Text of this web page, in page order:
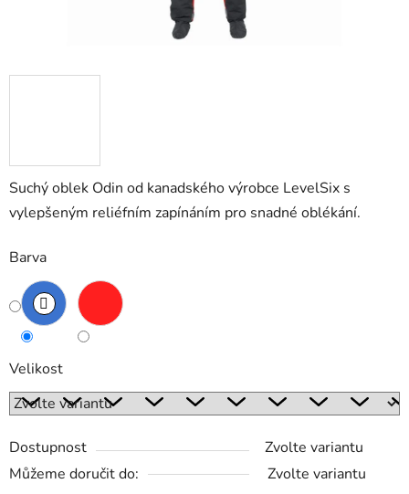
Suchý oblek Odin od kanadského výrobce LevelSix s
vylepšeným reliéfním zapínáním pro snadné oblékání.
Barva
Velikost
Dostupnost
Zvolte variantu
Můžeme doručit do:
Zvolte variantu